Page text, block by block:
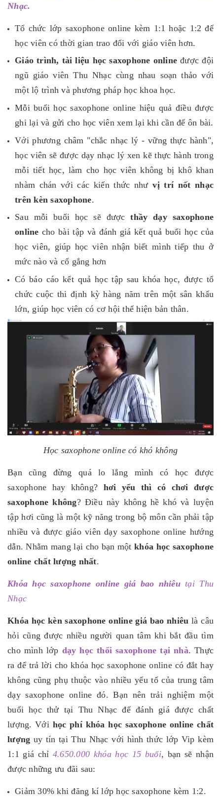
Nhạc.
Tổ chức lớp saxophone online kèm 1:1 hoặc 1:2 để
học viên có thời gian trao đổi với giáo viên hơn.
Giáo trình, tài liệu học saxophone online được đội
ngũ giáo viên Thu Nhạc cùng nhau soạn thảo với
một lộ trình và phương pháp học khoa học.
Mỗi buổi học saxophone online hiệu quả điều được
ghi lại và gửi cho học viên xem lại khi cần để ôn bài.
Với phương châm "chắc nhạc lý - vững thực hành",
học viên sẽ được dạy nhạc lý xen kẽ thực hành trong
mỗi tiết học, làm cho học viên không bị khô khan
nhàm chán với các kiến thức nhưvị trí nốt nhạc
trên kèn saxophone.
Sau mỗi buổi học sẽ đượcthầy dạy saxophone
online cho bài tập và đánh giá kết quả buổi học của
học viên, giúp học viên nhận biết mình tiếp thu ở
mức nào và cố gắng hơn
Có báo cáo kết quả học tập sau khóa học, được tổ
chức cuộc thi định kỳ hàng năm trên một sân khấu
lớn, giúp học viên có cơ hội thể hiện bản thân.
Học saxophone online có khó không
Bạn cũng đừng quá lo lắng mình có học được
saxophone hay không? hơi yếu thì có chơi được
saxophone không? Điều này không hề khó và luyện
tập hơi cũng là một kỹ năng trong bộ môn cần phải tập
nhiều và được giáo viên dạy saxophone online hướng
dẫn. Nhằm mang lại cho bạn mộtkhóa học saxophone
online chất lượng nhất.
Khóa học saxophone online giá bao nhiêutại Thu
Nhạc
Khóa học kèn saxophone online giá bao nhiêu là câu
hỏi cũng được nhiều người quan tâm khi bắt đầu tìm
cho mình lớp dạy học thổi saxophone tại nhà. Thực
ra để trả lời cho khóa học saxophone online có đắt hay
không cũng phụ thuộc vào nhiều yếu tố của trung tâm
dạy saxophone online đó. Bạn nên trải nghiệm một
buổi học thử tại Thu Nhạc để đánh giá được chất
lượng. Với học phí khóa học saxophone online chất
lượng uy tín tại Thu Nhạc với hình thức lớp Vip kèm
1:1 giá chỉ 4.650.000 khóa học 15 buổi, bạn sẽ nhận
được những ưu đãi sau:
Giảm 30% khi đăng kí lớp học saxophone kèm 1:2.